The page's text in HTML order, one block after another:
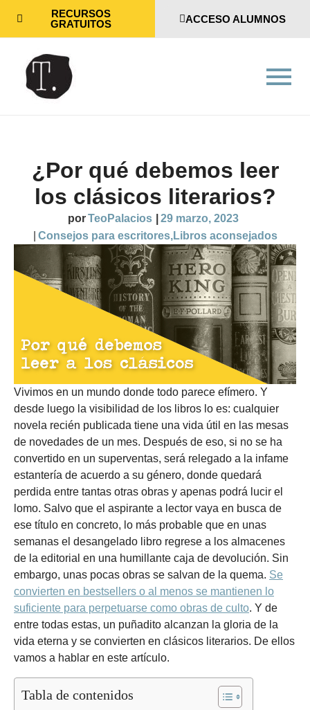
RECURSOS
GRATUITOS
ACCESO ALUMNOS
¿Por qué debemos leer
los clásicos literarios?
porTeoPalacios
29 marzo, 2023
Consejos para escritores,Libros aconsejados
Vivimos en un mundo donde todo parece efímero. Y
desde luego la visibilidad de los libros lo es: cualquier
novela recién publicada tiene una vida útil en las mesas
de novedades de un mes. Después de eso, si no se ha
convertido en un superventas, será relegado a la infame
estantería de acuerdo a su género, donde quedará
perdida entre tantas otras obras y apenas podrá lucir el
lomo. Salvo que el aspirante a lector vaya en busca de
ese título en concreto, lo más probable que en unas
semanas el desangelado libro regrese a los almacenes
de la editorial en una humillante caja de devolución. Sin
embargo, unas pocas obras se salvan de la quema. Se
convierten en bestsellers o al menos se mantienen lo
suficiente para perpetuarse como obras de culto. Y de
entre todas estas, un puñadito alcanzan la gloria de la
vida eterna y se convierten en clásicos literarios. De ellos
vamos a hablar en este artículo.
Tabla de contenidos